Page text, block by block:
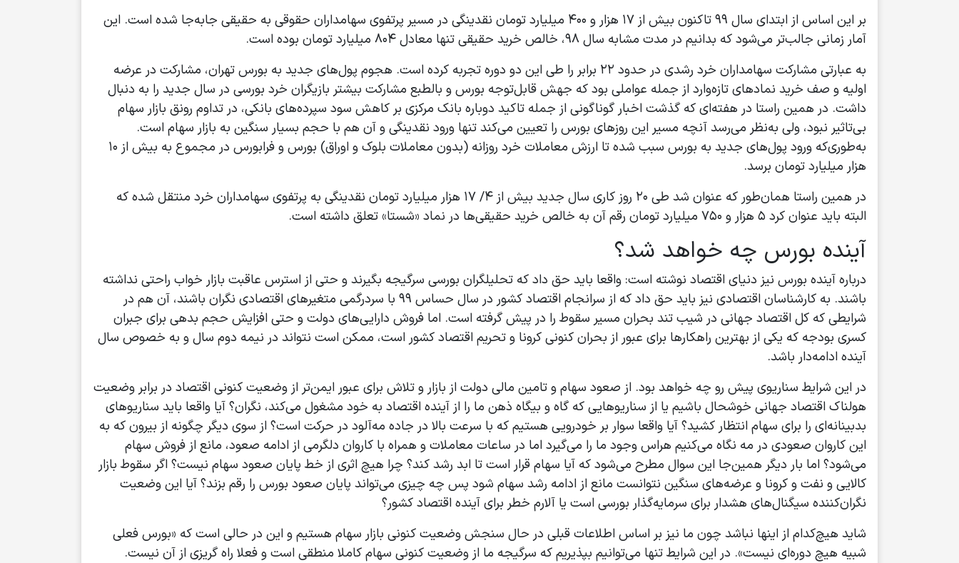
بر این اساس از ابتدای سال ۹۹ تاکنون بیش از ۱۷ هزار و ۴۰۰ میلیارد تومان نقدینگی در مسیر پرتفوی سهامداران حقوقی به حقیقی جابه‌جا شده است. این
آمار زمانی جالب‌تر می‌شود که بدانیم در مدت مشابه سال ۹۸، خالص خرید حقیقی تنها معادل ۸۰۴ میلیارد تومان بوده است.
به عبارتی مشارکت سهامداران خرد رشدی در حدود ۲۲ برابر را طی این دو دوره تجربه کرده است. هجوم پول‌های جدید به بورس تهران، مشارکت در عرضه
اولیه و صف خرید نمادهای تازه‌وارد از جمله عواملی بود که جهش قابل‌توجه بورس و بالطبع مشارکت بیشتر بازیگران خرد بورسی در سال جدید را به دنبال
داشت. در همین راستا در هفته‌ای که گذشت اخبار گوناگونی از جمله تاکید دوباره بانک مرکزی بر کاهش سود سپرده‌های بانکی، در تداوم رونق بازار سهام
بی‌تاثیر نبود، ولی به‌نظر می‌رسد آنچه مسیر این روزهای بورس را تعیین می‌کند تنها ورود نقدینگی و آن هم با حجم بسیار سنگین به بازار سهام است.
به‌طوری‌که ورود پول‌های جدید به بورس سبب شده تا ارزش معاملات خرد روزانه (بدون معاملات بلوک و اوراق) بورس و فرابورس در مجموع به بیش از ۱۰
هزار میلیارد تومان برسد.
در همین راستا همان‌طور که عنوان شد طی ۲۰ روز کاری سال جدید بیش از ۴/ ۱۷ هزار میلیارد تومان نقدینگی به پرتفوی سهامداران خرد منتقل شده که
البته باید عنوان کرد ۵ هزار و ۷۵۰ میلیارد تومان رقم آن به خالص خرید حقیقی‌ها در نماد «شستا» تعلق داشته است.
آینده بورس چه خواهد شد؟
درباره آینده بورس نیز دنیای اقتصاد نوشته است: واقعا باید حق داد که تحلیلگران بورسی سرگیجه بگیرند و حتی از استرس عاقبت بازار خواب راحتی نداشته
باشند. به کارشناسان اقتصادی نیز باید حق داد که از سرانجام اقتصاد کشور در سال حساس ۹۹ با سردرگمی متغیرهای اقتصادی نگران باشند، آن هم در
شرایطی که کل اقتصاد جهانی در شیب تند بحران مسیر سقوط را در پیش گرفته است. اما فروش دارایی‌های دولت و حتی افزایش حجم بدهی برای جبران
کسری بودجه که یکی از بهترین راهکارها برای عبور از بحران کنونی کرونا و تحریم اقتصاد کشور است،‌ ممکن است نتواند در نیمه دوم سال و به خصوص سال
آینده ادامه‌دار باشد.
در این شرایط سناریوی پیش رو چه خواهد بود. از صعود سهام و تامین مالی دولت از بازار و تلاش برای عبور ایمن‌تر از وضعیت کنونی اقتصاد در برابر وضعیت
هولناک اقتصاد جهانی خوشحال باشیم یا از سناریوهایی که گاه و بیگاه ذهن ما را از آینده اقتصاد به خود مشغول می‌کند،‌ نگران؟ آیا واقعا باید سناریوهای
بدبینانه‌ای‌ را برای سهام انتظار کشید؟ آیا واقعا سوار بر خودرویی هستیم که با سرعت بالا در جاده مه‌آلود در حرکت است؟ از سوی دیگر چگونه از بیرون که به
این کاروان صعودی در مه نگاه می‌کنیم هراس وجود ما را می‌گیرد اما در ساعات معاملات و همراه با کاروان دلگرمی از ادامه صعود، مانع از فروش سهام
می‌شود؟ اما بار دیگر همین‌جا این سوال مطرح می‌شود که آیا سهام قرار است تا ابد رشد کند؟ چرا هیچ اثری از خط پایان صعود سهام نیست؟ اگر سقوط بازار
کالایی و نفت و کرونا و عرضه‌های سنگین نتوانست مانع از ادامه رشد سهام شود پس چه چیزی می‌تواند پایان صعود بورس را رقم بزند؟ آیا این وضعیت
نگران‌کننده سیگنال‌های هشدار برای سرمایه‌گذار بورسی است یا آلارم خطر برای آینده اقتصاد کشور؟
شاید هیچ‌کدام از اینها نباشد چون ما نیز بر اساس اطلاعات قبلی در حال سنجش وضعیت کنونی بازار سهام هستیم و این در حالی است که «بورس فعلی
شبیه هیچ‌ دوره‌ای نیست». در این شرایط تنها می‌توانیم بپذیریم که سرگیجه ما از وضعیت کنونی سهام کاملا منطقی است و فعلا راه گریزی از آن نیست.